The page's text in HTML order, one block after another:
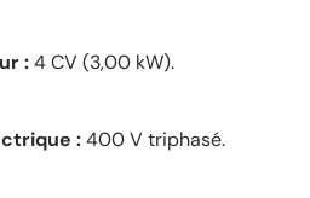
:4 CV (3,00 kW).
:400 V triphasé.